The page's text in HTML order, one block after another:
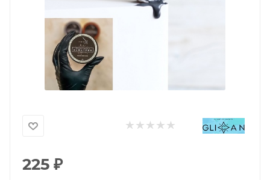
225 ₽